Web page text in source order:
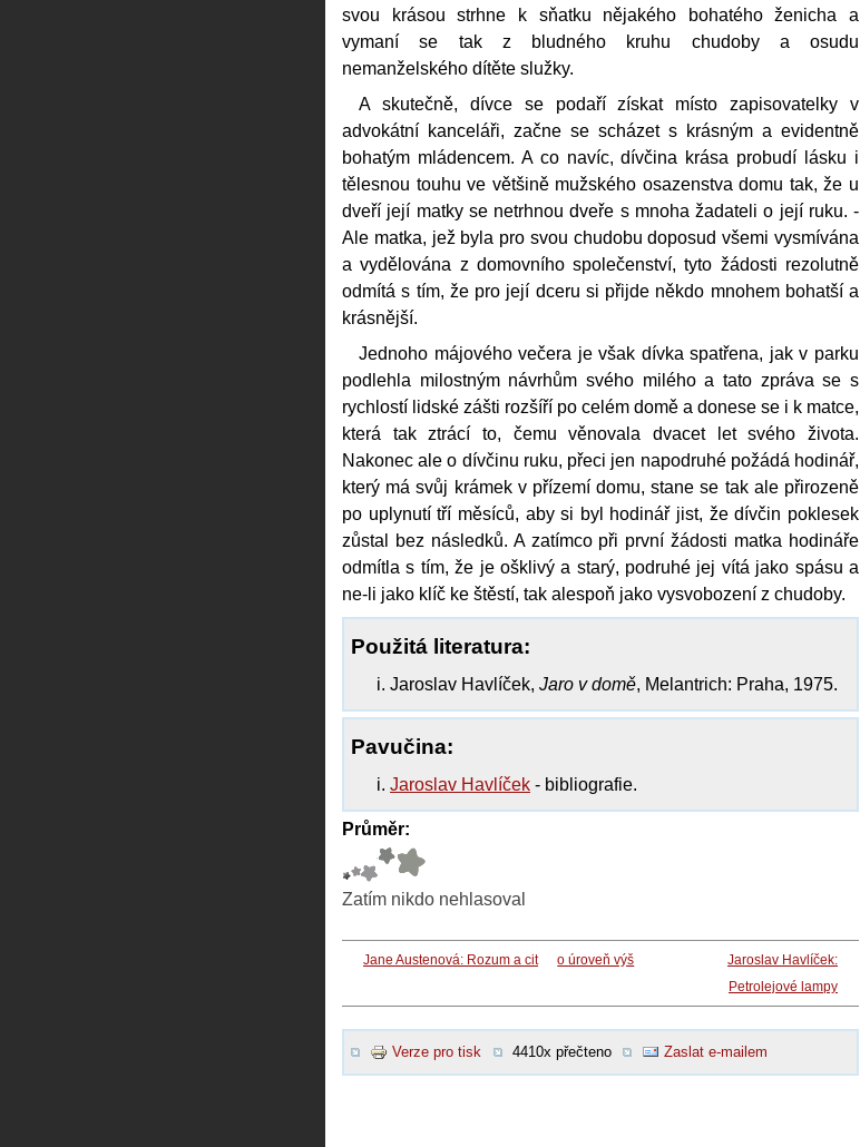
svou krásou strhne k sňatku nějakého bohatého ženicha a
vymaní se tak z bludného kruhu chudoby a osudu
nemanželského dítěte služky.
A skutečně, dívce se podaří získat místo zapisovatelky v
advokátní kanceláři, začne se scházet s krásným a evidentně
bohatým mládencem. A co navíc, dívčina krása probudí lásku i
tělesnou touhu ve většině mužského osazenstva domu tak, že u
dveří její matky se netrhnou dveře s mnoha žadateli o její ruku. -
Ale matka, jež byla pro svou chudobu doposud všemi vysmívána
a vydělována z domovního společenství, tyto žádosti rezolutně
odmítá s tím, že pro její dceru si přijde někdo mnohem bohatší a
krásnější.
Jednoho májového večera je však dívka spatřena, jak v parku
podlehla milostným návrhům svého milého a tato zpráva se s
rychlostí lidské zášti rozšíří po celém domě a donese se i k matce,
která tak ztrácí to, čemu věnovala dvacet let svého života.
Nakonec ale o dívčinu ruku, přeci jen napodruhé požádá hodinář,
který má svůj krámek v přízemí domu, stane se tak ale přirozeně
po uplynutí tří měsíců, aby si byl hodinář jist, že dívčin poklesek
zůstal bez následků. A zatímco při první žádosti matka hodináře
odmítla s tím, že je ošklivý a starý, podruhé jej vítá jako spásu a
ne-li jako klíč ke štěstí, tak alespoň jako vysvobození z chudoby.
Použitá literatura:
Jaroslav Havlíček, Jaro v domě, Melantrich: Praha, 1975.
Pavučina:
Jaroslav Havlíček - bibliografie.
Průměr:
Zatím nikdo nehlasoval
Jane Austenová: Rozum a cit o úroveň výš
Jaroslav Havlíček:
Petrolejové lampy
Verze pro tisk 4410x přečteno Zaslat e-mailem